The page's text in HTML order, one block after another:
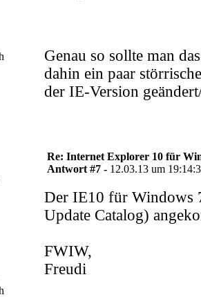
Genau so sollte man
dahin ein paar
der IE-Version
Re: Internet Explorer 10 für
Antwort #7 - 12.03.13 um
Der IE10 für Windows
Update Catalog)
FWIW,
Freudi